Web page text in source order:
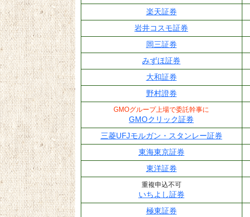
楽天証券
岩井コスモ証券
岡三証券
みずほ証券
大和証券
野村證券
GMOグループ上場で委託幹事に
GMOクリック証券
三菱UFJモルガン・スタンレー証券
東海東京証券
東洋証券
重複申込不可
いちよし証券
極東証券